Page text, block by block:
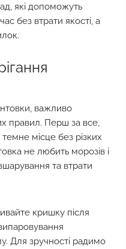
які допоможуть
без втрати якості, а
важливо
правил. Перш за все,
місце без різких
не любить морозів і
та втрати
кришку після
Для зручності радимо